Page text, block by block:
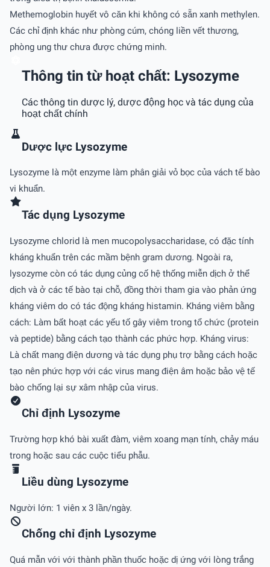
Methemoglobin huyết vô căn khi không có sẵn xanh methylen.
Các chỉ định khác như phòng cúm, chóng liền vết thương,
phòng ung thư chưa được chứng minh.
Thông tin từ hoạt chất: Lysozyme
Các thông tin dược lý, dược động học và tác dụng của
hoạt chất chính
Dược lực Lysozyme
Lysozyme là một enzyme làm phân giải vỏ bọc của vách tế bào
vi khuẩn.
Tác dụng Lysozyme
Lysozyme chlorid là men mucopolysaccharidase, có đặc tính
kháng khuẩn trên các mầm bệnh gram dương. Ngoài ra,
lysozyme còn có tác dụng củng cố hệ thống miễn dịch ở thể
dịch và ở các tế bào tại chỗ, đồng thời tham gia vào phản ứng
kháng viêm do có tác động kháng histamin. Kháng viêm bằng
cách: Làm bất hoạt các yếu tố gây viêm trong tổ chức (protein
và peptide) bằng cách tạo thành các phức hợp. Kháng virus:
Là chất mang điện dương và tác dụng phụ trợ bằng cách hoặc
tạo nên phức hợp với các virus mang điện âm hoặc bảo vệ tế
bào chống lại sự xâm nhập của virus.
Chỉ định Lysozyme
Trường hợp khó bài xuất đàm, viêm xoang mạn tính, chảy máu
trong hoặc sau các cuộc tiểu phẫu.
Liều dùng Lysozyme
Người lớn: 1 viên x 3 lần/ngày.
Chống chỉ định Lysozyme
Quá mẫn với với thành phần thuốc hoặc dị ứng với lòng trắng